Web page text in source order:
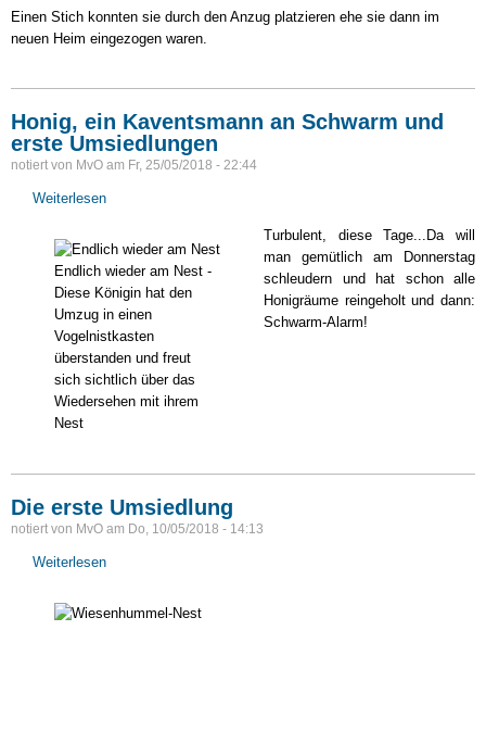
Einen Stich konnten sie durch den Anzug platzieren ehe sie dann im
neuen Heim eingezogen waren.
Honig, ein Kaventsmann an Schwarm und
erste Umsiedlungen
notiert von MvO am Fr, 25/05/2018 - 22:44
Weiterlesen
ein
Kaventsmann
an
Schwarm
und
erste
Umsiedlungen
Endlich wieder am Nest -
Diese Königin hat den
Umzug in einen
Vogelnistkasten
überstanden und freut
sich sichtlich über das
Wiedersehen mit ihrem
Nest
Turbulent, diese Tage...Da will
man gemütlich am Donnerstag
schleudern und hat schon alle
Honigräume reingeholt und dann:
Schwarm-Alarm!
Die erste Umsiedlung
notiert von MvO am Do, 10/05/2018 - 14:13
Weiterlesen
erste